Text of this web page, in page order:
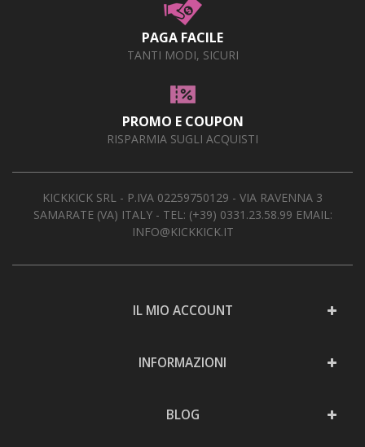
PAGA FACILE
TANTI MODI, SICURI
PROMO E COUPON
RISPARMIA SUGLI ACQUISTI
KICKKICK SRL - P.IVA 02259750129 - VIA RAVENNA 3
SAMARATE (VA) ITALY - TEL: (+39) 0331.23.58.99 EMAIL:
INFO@KICKKICK.IT
IL MIO ACCOUNT
INFORMAZIONI
BLOG